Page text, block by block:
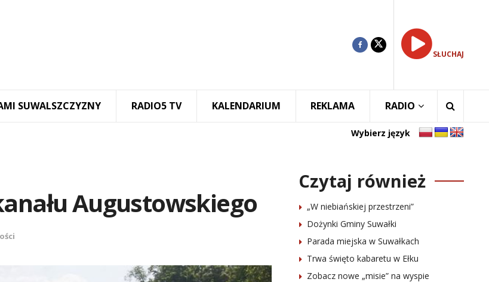
SŁUCHAJ
SUWALSZCZYZNY RADIO5 TV KALENDARIUM REKLAMA RADIO
Wybierz język
Augustowskiego
Czytaj również
„W niebiańskiej przestrzeni”
Dożynki Gminy Suwałki
Parada miejska w Suwałkach
Trwa święto kabaretu w Ełku
Zobacz nowe „misie” na wyspie